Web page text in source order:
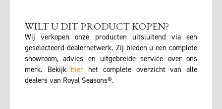
WILT U DIT PRODUCT KOPEN?
Wij verkopen onze producten uitsluitend via een
geselecteerd dealernetwerk. Zij bieden u een complete
showroom, advies en uitgebreide service over ons
merk. Bekijk hier het complete overzicht van alle
dealers van Royal Seasons®.